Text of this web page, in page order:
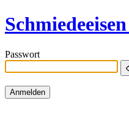
Passwort